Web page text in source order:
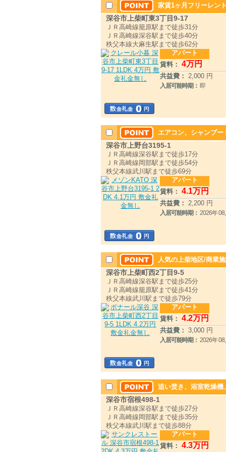
家賃1ヶ月フリーレン
深谷市上柴町東3丁目9-17
ＪＲ高崎線籠原駅まで徒歩31分
ＪＲ高崎線深谷駅まで徒歩40分
秩父本線大麻生駅まで徒歩62分
アパート
賃料： 4万円
共益費： 2,000 円
入居可能時期： 即
エアコン、シャンプ
深谷市上野台3195-1
ＪＲ高崎線深谷駅まで徒歩17分
ＪＲ高崎線岡部駅まで徒歩54分
秩父本線武川駅まで徒歩69分
アパート
賃料： 4.1万円
共益費： 2,200 円
入居可能時期： 2026年
人気の上柴地区/商業
深谷市上柴町西2丁目9-5
ＪＲ高崎線深谷駅まで徒歩25分
ＪＲ高崎線籠原駅まで徒歩41分
秩父本線武川駅まで徒歩79分
アパート
賃料： 4.2万円
共益費： 3,000 円
入居可能時期： 2026年
追い焚き、浴室乾燥
深谷市宿根498-1
ＪＲ高崎線深谷駅まで徒歩27分
ＪＲ高崎線岡部駅まで徒歩35分
秩父本線武川駅まで徒歩88分
アパート
賃料： 4.3万円